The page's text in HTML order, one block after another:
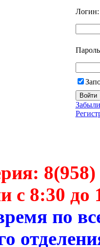
Логин:
с 8:30 до
по